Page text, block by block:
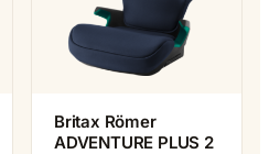
Britax Römer
ADVENTURE PLUS 2